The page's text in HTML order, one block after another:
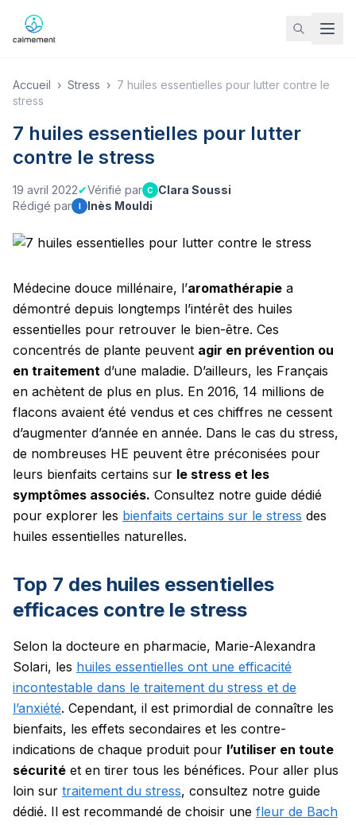
Accueil › Stress › 7 huiles essentielles pour lutter contre le
stress
7 huiles essentielles pour lutter
contre le stress
19 avril 2022✔Vérifié par C
Clara Soussi
Rédigé par
I Inès Mouldi
Médecine douce millénaire, l’aromathérapie a
démontré depuis longtemps l’intérêt des huiles
essentielles pour retrouver le bien-être. Ces
concentrés de plante peuvent agir en prévention ou
en traitement d’une maladie. D’ailleurs, les Français
en achètent de plus en plus. En 2016, 14 millions de
flacons avaient été vendus et ces chiffres ne cessent
d’augmenter d’année en année. Dans le cas du stress,
de nombreuses HE peuvent être préconisées pour
leurs bienfaits certains sur le stress et les
symptômes associés. Consultez notre guide dédié
pour explorer les bienfaits certains sur le stress des
huiles essentielles naturelles.
Top 7 des huiles essentielles
efficaces contre le stress
Selon la docteure en pharmacie, Marie-Alexandra
Solari, les huiles essentielles ont une efficacité
incontestable dans le traitement du stress et de
l’anxiété. Cependant, il est primordial de connaître les
bienfaits, les effets secondaires et les contre-
indications de chaque produit pour l’utiliser en toute
sécurité et en tirer tous les bénéfices. Pour aller plus
loin sur traitement du stress, consultez notre guide
dédié. Il est recommandé de choisir une fleur de Bach